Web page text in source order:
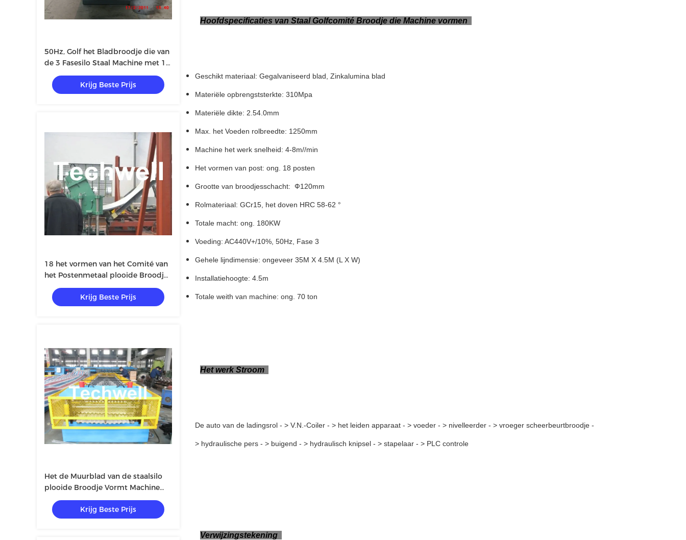
50Hz, Golf het Bladbroodje die van
de 3 Fasesilo Staal Machine met 18
Posten vormen
Krijg Beste Prijs
18 het vormen van het Comité van
het Postenmetaal plooide Broodje
Vormt Machine voor Silo
Krijg Beste Prijs
Het de Muurblad van de staalsilo
plooide Broodje Vormt Machine
voor Silo Zijcomité
Krijg Beste Prijs
Hoofdspecificaties van Staal Golfcomité Broodje die Machine vormen
Geschikt materiaal: Gegalvaniseerd blad, Zinkalumina blad
Materiële opbrengststerkte: 310Mpa
Materiële dikte: 2.54.0mm
Max. het Voeden rolbreedte: 1250mm
Machine het werk snelheid: 4-8m//min
Het vormen van post: ong. 18 posten
Grootte van broodjesschacht: Ф120mm
Rolmateriaal: GCr15, het doven HRC 58-62 °
Totale macht: ong. 180KW
Voeding: AC440V+/10%, 50Hz, Fase 3
Gehele lijndimensie: ongeveer 35M X 4.5M (L X W)
Installatiehoogte: 4.5m
Totale weith van machine: ong. 70 ton
Het werk Stroom
De auto van de ladingsrol - > V.N.-Coiler - > het leiden apparaat - > voeder - > nivelleerder - > vroeger scheerbeurtbroodje -
> hydraulische pers - > buigend - > hydraulisch knipsel - > stapelaar - > PLC controle
Verwijzingstekening